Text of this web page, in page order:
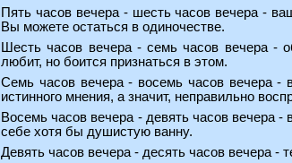
Пять часов вечера - шесть часов вечера -
Вы можете остаться в одиночестве.
Шесть часов вечера - семь часов вечера -
любит, но боится признаться в этом.
Семь часов вечера - восемь часов вечера -
истинного мнения, а значит, неправильно
Восемь часов вечера - девять часов вечера
себе хотя бы душистую ванну.
Девять часов вечера - десять часов вечера -